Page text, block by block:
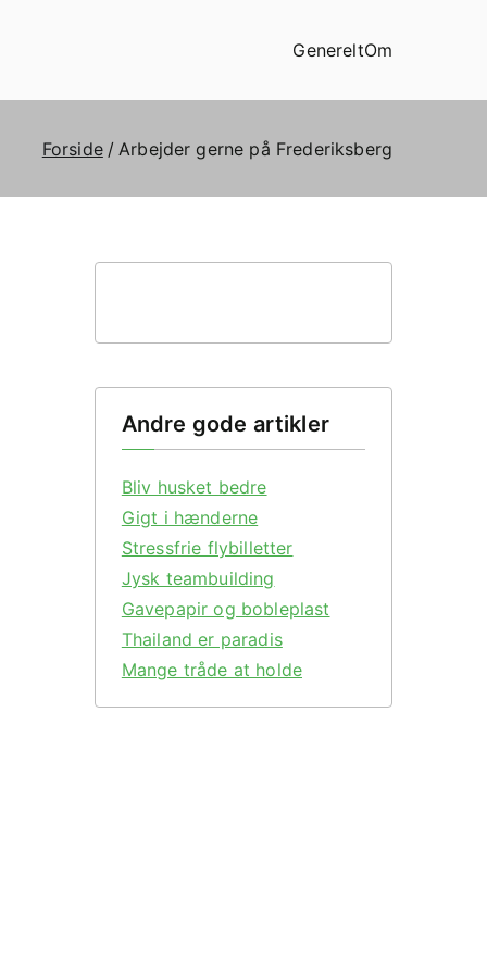
GenereltOm
Forside Arbejder gerne på Frederiksberg
Andre gode artikler
Bliv husket bedre
Gigt i hænderne
Stressfrie flybilletter
Jysk teambuilding
Gavepapir og bobleplast
Thailand er paradis
Mange tråde at holde